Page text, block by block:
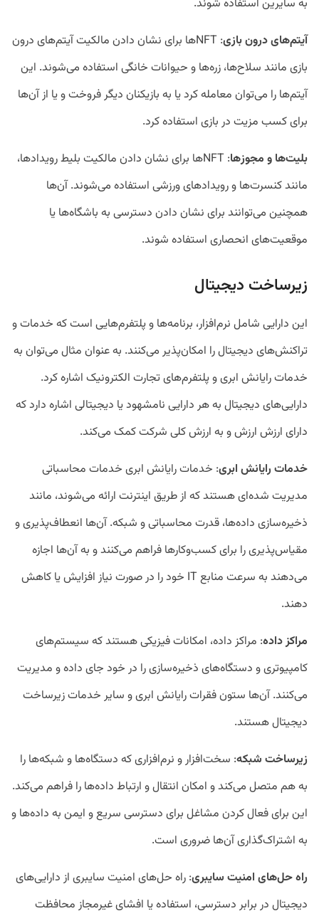
به سایرین استفاده شوند.
آیتمهای درون بازی
: NFT‌ها برای نشان دادن مالکیت آیتم‌های درون
بازی مانند سلاح‌ها، زره‌ها و حیوانات خانگی استفاده می‌شوند. این
آیتم‌ها را می‌توان معامله کرد یا به بازیکنان دیگر فروخت و یا از آن‌ها
برای کسب مزیت در بازی استفاده کرد.
بلیتها و مجوزها
: NFT‌ها برای نشان دادن مالکیت بلیط رویداد‌ها،
مانند کنسرت‌ها و رویداد‌های ورزشی استفاده می‌شوند. آن‌ها
همچنین می‌توانند برای نشان دادن دسترسی به باشگاه‌ها یا
موقعیت‌های انحصاری استفاده شوند.
زیرساخت دیجیتال
این دارایی شامل نرم‌افزار، برنامه‌ها و پلتفرم‌هایی است که خدمات و
تراکنش‌های دیجیتال را امکان‌پذیر می‌کنند. به عنوان مثال می‌توان به
خدمات رایانش ابری و پلتفرم‌های تجارت الکترونیک اشاره کرد.
دارایی‌های دیجیتال به هر دارایی نامشهود یا دیجیتالی اشاره دارد که
دارای ارزش ارزش و به ارزش کلی شرکت کمک می‌کند.
خدمات رایانش ابری: خدمات رایانش ابری خدمات محاسباتی
مدیریت شده‌ای هستند که از طریق اینترنت ارائه می‌شوند، مانند
ذخیره‌سازی داده‌ها، قدرت محاسباتی و شبکه. آن‌ها انعطاف‌پذیری و
مقیاس‌پذیری را برای کسب‌وکار‌ها فراهم می‌کنند و به آن‌ها اجازه
می‌دهند به سرعت منابع IT خود را در صورت نیاز افزایش یا کاهش
دهند.
مراکز داده: مراکز داده، امکانات فیزیکی هستند که سیستم‌های
کامپیوتری و دستگاه‌های ذخیره‌سازی را در خود جای داده و مدیریت
می‌کنند. آن‌ها ستون فقرات رایانش ابری و سایر خدمات زیرساخت
دیجیتال هستند.
زیرساخت شبکه: سخت‌افزار و نرم‌افزاری که دستگاه‌ها و شبکه‌ها را
به هم متصل می‌کند و امکان انتقال و ارتباط داده‌ها را فراهم می‌کند.
این برای فعال کردن مشاغل برای دسترسی سریع و ایمن به داده‌ها و
به اشتراک‌گذاری آن‌ها ضروری است.
راه حلهای امنیت سایبری: راه حل‌های امنیت سایبری از دارایی‌های
دیجیتال در برابر دسترسی، استفاده یا افشای غیرمجاز محافظت